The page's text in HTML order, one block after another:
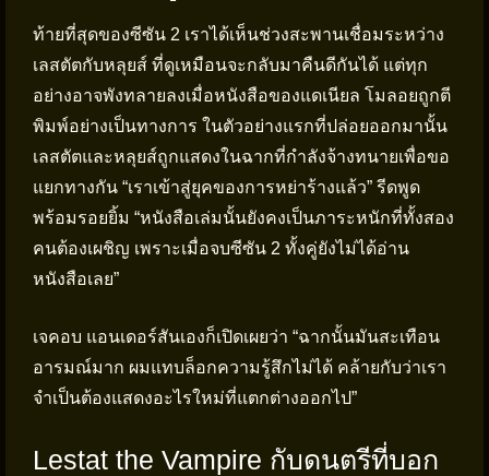
ท้ายที่สุดของซีซัน 2 เราได้เห็นช่วงสะพานเชื่อมระหว่าง
เลสตัตกับหลุยส์ ที่ดูเหมือนจะกลับมาคืนดีกันได้ แต่ทุก
อย่างอาจพังทลายลงเมื่อหนังสือของแดเนียล โมลอยถูกตี
พิมพ์อย่างเป็นทางการ ในตัวอย่างแรกที่ปล่อยออกมานั้น
เลสตัตและหลุยส์ถูกแสดงในฉากที่กำลังจ้างทนายเพื่อขอ
แยกทางกัน “เราเข้าสู่ยุคของการหย่าร้างแล้ว” รีดพูด
พร้อมรอยยิ้ม “หนังสือเล่มนั้นยังคงเป็นภาระหนักที่ทั้งสอง
คนต้องเผชิญ เพราะเมื่อจบซีซัน 2 ทั้งคู่ยังไม่ได้อ่าน
หนังสือเลย”
เจคอบ แอนเดอร์สันเองก็เปิดเผยว่า “ฉากนั้นมันสะเทือน
อารมณ์มาก ผมแทบล็อกความรู้สึกไม่ได้ คล้ายกับว่าเรา
จำเป็นต้องแสดงอะไรใหม่ที่แตกต่างออกไป”
Lestat the Vampire กับดนตรีที่บอก